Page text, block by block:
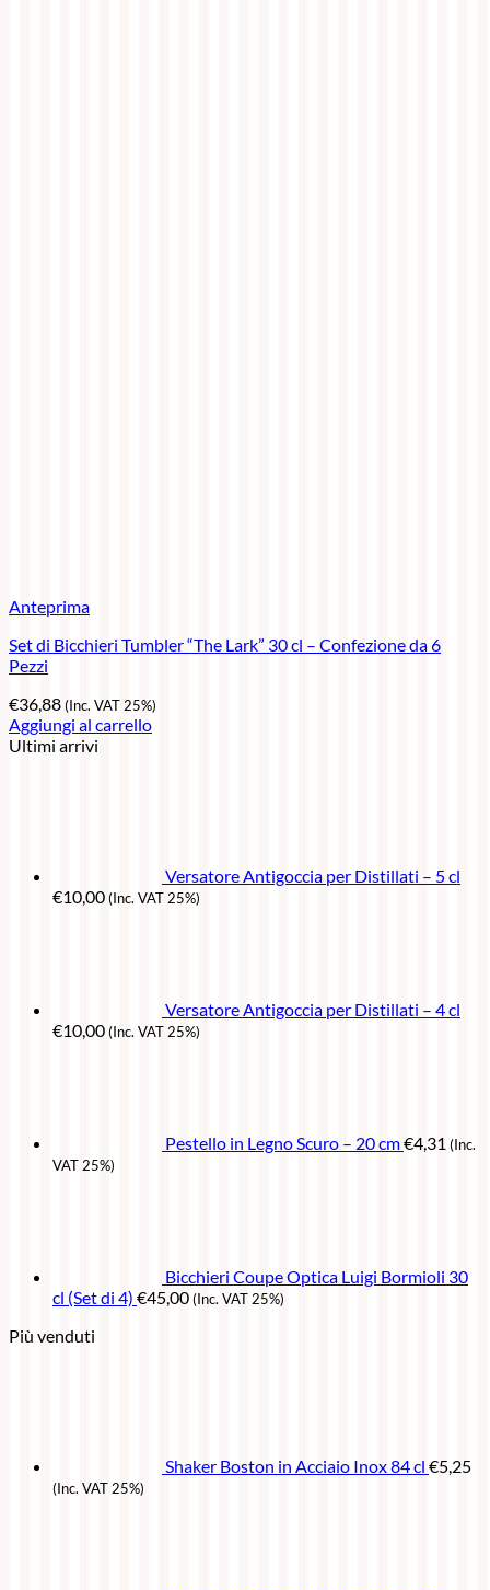
Anteprima
Set di Bicchieri Tumbler “The Lark” 30 cl – Confezione da 6
Pezzi
€36,88(Inc. VAT 25%)
Aggiungi al carrello
Ultimi arrivi
Versatore Antigoccia per Distillati – 5 cl
€10,00(Inc. VAT 25%)
Versatore Antigoccia per Distillati – 4 cl
€10,00(Inc. VAT 25%)
Pestello in Legno Scuro – 20 cm€4,31 (Inc.
VAT 25%)
Bicchieri Coupe Optica Luigi Bormioli 30
cl (Set di 4) €45,00(Inc. VAT 25%)
Più venduti
Shaker Boston in Acciaio Inox 84 cl €5,25
(Inc. VAT 25%)